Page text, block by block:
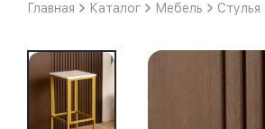
Главная Каталог Мебель Стулья